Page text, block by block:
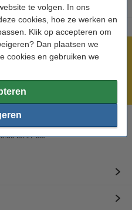
te volgen. In ons
cookies, hoe ze werken en
Klik op accepteren om
Dan plaatsen we
cookies en gebruiken we
in huis!
op +32 (0)9 39 64 123
tot 17 uur